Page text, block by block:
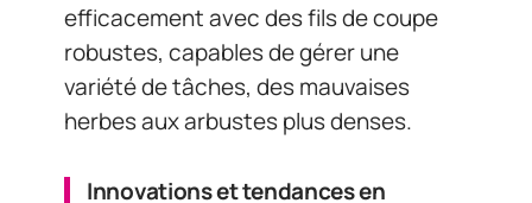
efficacement avec des fils de coupe
robustes, capables de gérer une
variété de tâches, des mauvaises
herbes aux arbustes plus denses.
Innovations et tendances en